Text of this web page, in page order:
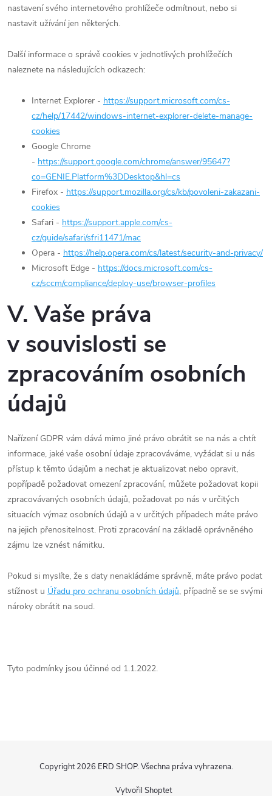
nastavení svého internetového prohlížeče odmítnout, nebo si
nastavit užívání jen některých.
Další informace o správě cookies v jednotlivých prohlížečích
naleznete na následujících odkazech:
Internet Explorer - https://support.microsoft.com/cs-
cz/help/17442/windows-internet-explorer-delete-manage-
cookies
Google Chrome
- https://support.google.com/chrome/answer/95647?
co=GENIE.Platform%3DDesktop&hl=cs
Firefox - https://support.mozilla.org/cs/kb/povoleni-zakazani-
cookies
Safari - https://support.apple.com/cs-
cz/guide/safari/sfri11471/mac
Opera - https://help.opera.com/cs/latest/security-and-privacy/
Microsoft Edge - https://docs.microsoft.com/cs-
cz/sccm/compliance/deploy-use/browser-profiles
V. Vaše práva
v souvislosti se
zpracováním osobních
údajů
Nařízení GDPR vám dává mimo jiné právo obrátit se na nás a chtít
informace, jaké vaše osobní údaje zpracováváme, vyžádat si u nás
přístup k těmto údajům a nechat je aktualizovat nebo opravit,
popřípadě požadovat omezení zpracování, můžete požadovat kopii
zpracovávaných osobních údajů, požadovat po nás v určitých
situacích výmaz osobních údajů a v určitých případech máte právo
na jejich přenositelnost. Proti zpracování na základě oprávněného
zájmu lze vznést námitku.
Pokud si myslíte, že s daty nenakládáme správně, máte právo podat
stížnost u Úřadu pro ochranu osobních údajů, případně se se svými
nároky obrátit na soud.
Tyto podmínky jsou účinné od 1.1.2022.
Vytvořil Shoptet
Copyright 2026 ERD SHOP. Všechna práva vyhrazena.